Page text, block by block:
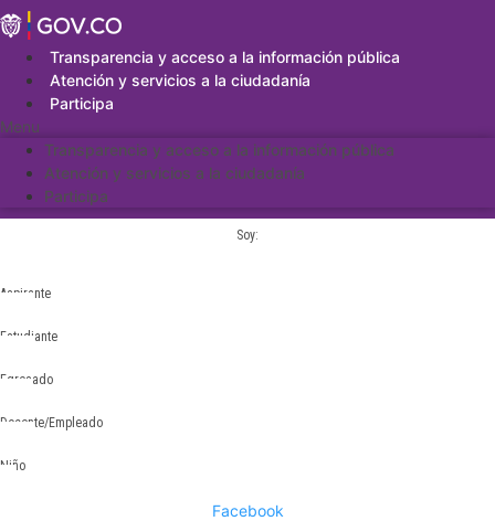
Saltar
al
contenidoTransparencia y acceso a la información pública
Atención y servicios a la ciudadanía
Participa
Menu
Transparencia y acceso a la información pública
Atención y servicios a la ciudadanía
Participa
Soy:
Aspirante
Estudiante
Egresado
Docente/Empleado
Niño
Facebook